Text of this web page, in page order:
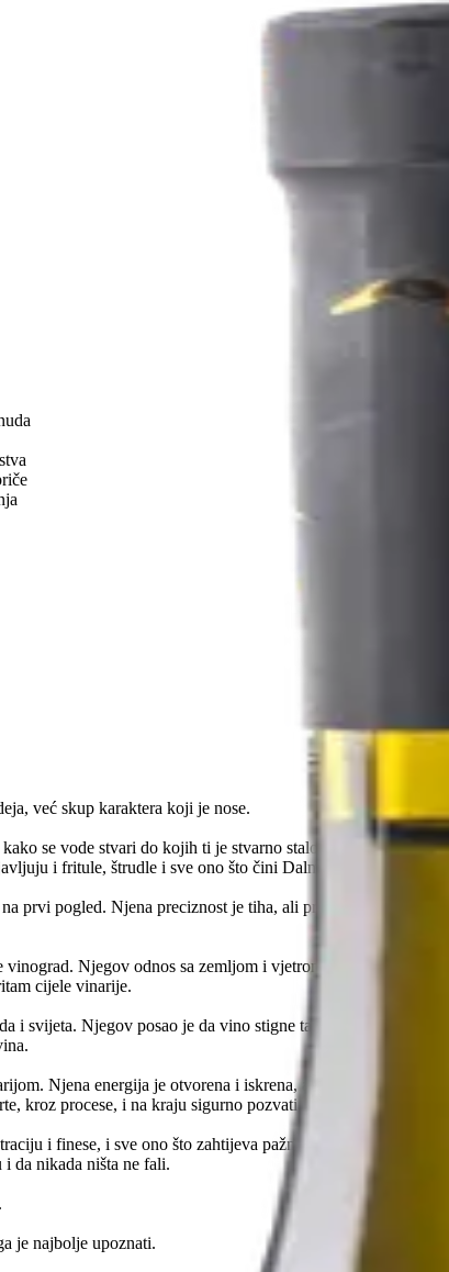
već skup karaktera koji je nose.
se vode stvari do kojih ti je stvarno stalo. Ona razumije
i fritule, štrudle i sve ono što čini Dalmaciju onakvom
prvi pogled. Njena preciznost je tiha, ali presudna. Svaki
vinograd. Njegov odnos sa zemljom i vjetrom nije naučen,
cijele vinarije.
i svijeta. Njegov posao je da vino stigne tamo gdje treba,
Njena energija je otvorena i iskrena, a radoznalost
kroz procese, i na kraju sigurno pozvati na najbolji pršut koji
i finese, i sve ono što zahtijeva pažnju i strpljenje. Ne
da nikada ništa ne fali.
je najbolje upoznati.